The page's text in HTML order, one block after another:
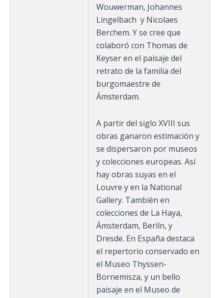
Wouwerman, Johannes
Lingelbach y Nicolaes
Berchem. Y se cree que
colaboró con Thomas de
Keyser en el paisaje del
retrato de la familia del
burgomaestre de
Ámsterdam.
A partir del siglo XVIII sus
obras ganaron estimación y
se dispersaron por museos
y colecciones europeas. Así
hay obras suyas en el
Louvre y en la National
Gallery. También en
colecciones de La Haya,
Ámsterdam, Berlín, y
Dresde. En España destaca
el repertorio conservado en
el Museo Thyssen-
Bornemisza, y un bello
paisaje en el Museo de